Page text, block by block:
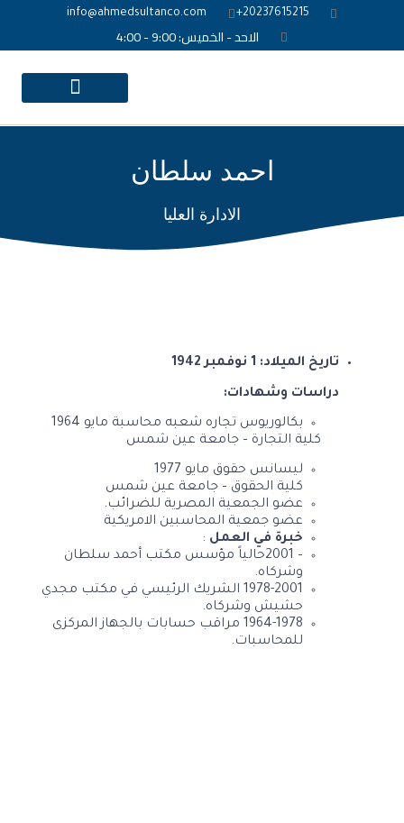
20237615215+
info@ahmedsultanco.com
الاحد - الخميس: 9:00 - 4:00
احمد سلطان
الادارة العليا
تاريخ الميلاد: 1 نوفمبر 1942
دراسات وشهادات:
بكالوريوس تجاره شعبه محاسبة مايو 1964
كلية التجارة – جامعة عين شمس
ليسانس حقوق مايو 1977
كلية الحقوق – جامعة عين شمس
عضو الجمعية المصرية للضرائب.
عضو جمعية المحاسبين الامريكية
خبرة في العمل :
– 2001حالياً مؤسس مكتب أحمد سلطان
وشركاه.
1978-2001 الشريك الرئيسي في مكتب مجدي
حشيش وشركاه.
1964-1978 مراقب حسابات بالجهاز المركزى
للمحاسبات.